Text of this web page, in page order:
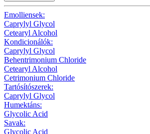
Emolliensek:
Caprylyl Glycol
Cetearyl Alcohol
Kondicionálók:
Caprylyl Glycol
Behentrimonium Chloride
Cetearyl Alcohol
Cetrimonium Chloride
Tartósítószerek:
Caprylyl Glycol
Humektáns:
Glycolic Acid
Savak:
Glycolic Acid